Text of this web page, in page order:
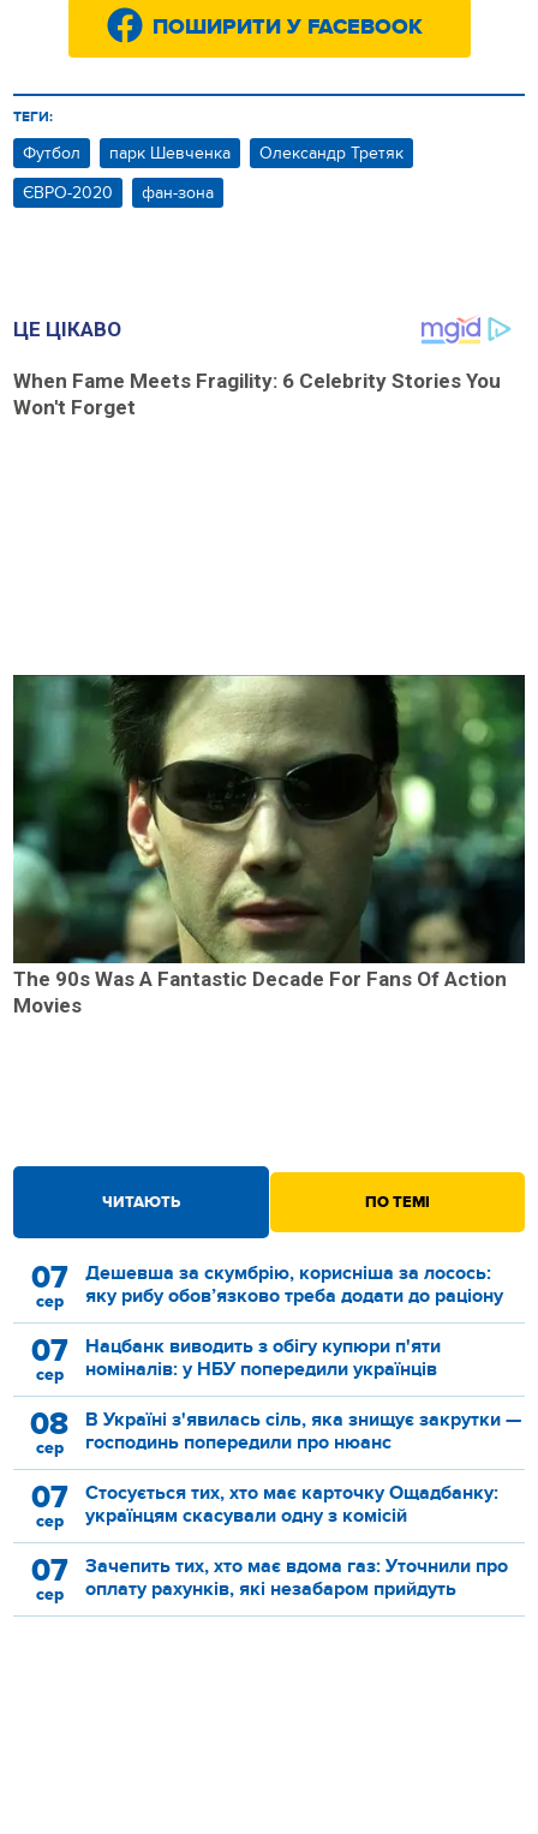
ПОШИРИТИ У FACEBOOK
ТЕГИ:
Футбол парк Шевченка
Олександр Третяк
ЄВРО-2020
фан-зона
ЧИТАЮТЬ ПО ТЕМІ
07
сер
Дешевша за скумбрію, корисніша за лосось:
яку рибу обов’язково треба додати до раціону
07
сер
Нацбанк виводить з обігу купюри п'яти
номіналів: у НБУ попередили українців
08
сер
В Україні з'явилась сіль, яка знищує закрутки —
господинь попередили про нюанс
07
сер
Стосується тих, хто має карточку Ощадбанку:
українцям скасували одну з комісій
07
сер
Зачепить тих, хто має вдома газ: Уточнили про
оплату рахунків, які незабаром прийдуть
ЦЕ ЦІКАВО
When Fame Meets Fragility: 6 Celebrity Stories You
Won't Forget
The 90s Was A Fantastic Decade For Fans Of Action
Movies